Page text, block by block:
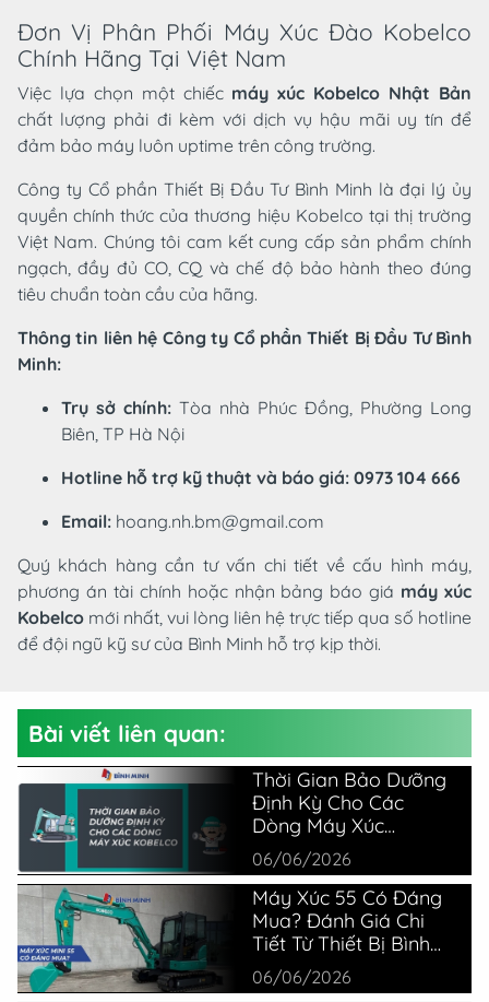
Đơn Vị Phân Phối Máy Xúc Đào Kobelco
Chính Hãng Tại Việt Nam
Việc lựa chọn một chiếc máy xúc Kobelco Nhật Bản
chất lượng phải đi kèm với dịch vụ hậu mãi uy tín để
đảm bảo máy luôn uptime trên công trường.
Công ty Cổ phần Thiết Bị Đầu Tư Bình Minh là đại lý ủy
quyền chính thức của thương hiệu Kobelco tại thị trường
Việt Nam. Chúng tôi cam kết cung cấp sản phẩm chính
ngạch, đầy đủ CO, CQ và chế độ bảo hành theo đúng
tiêu chuẩn toàn cầu của hãng.
Thông tin liên hệ Công ty Cổ phần Thiết Bị Đầu Tư Bình
Minh:
Trụ sở chính: Tòa nhà Phúc Đồng, Phường Long
Biên, TP Hà Nội
Hotline hỗ trợ kỹ thuật và báo giá: 0973 104 666
Email: hoang.nh.bm@gmail.com
Quý khách hàng cần tư vấn chi tiết về cấu hình máy,
phương án tài chính hoặc nhận bảng báo giá máy xúc
Kobelco mới nhất, vui lòng liên hệ trực tiếp qua số hotline
để đội ngũ kỹ sư của Bình Minh hỗ trợ kịp thời.
Bài viết liên quan:
Thời Gian Bảo Dưỡng
Định Kỳ Cho Các
Dòng Máy Xúc
Kobelco
06/06/2026
Máy Xúc 55 Có Đáng
Mua? Đánh Giá Chi
Tiết Từ Thiết Bị Bình
Minh
06/06/2026